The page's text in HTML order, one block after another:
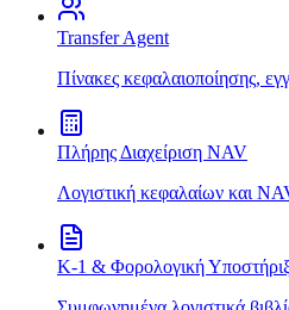
Transfer Agent
Πίνακες κεφαλαιοποίησης,
Πλήρης Διαχείριση NAV
Λογιστική κεφαλαίων και
K-1 & Φορολογική